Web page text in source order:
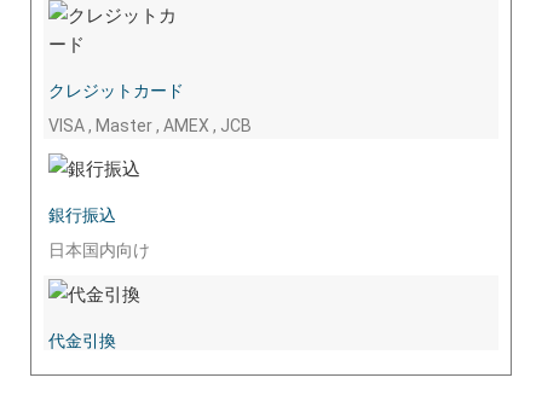
クレジットカード
VISA , Master , AMEX , JCB
銀行振込
日本国内向け
代金引換